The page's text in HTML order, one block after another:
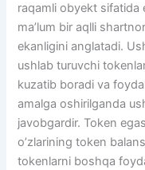
raqamli obyekt sifatida
ma’lum bir aqlli
ekanligini anglatadi.
ushlab turuvchi
kuzatib boradi va
amalga oshirilganda
javobgardir. Token
o’zlarining token
tokenlarni boshqa